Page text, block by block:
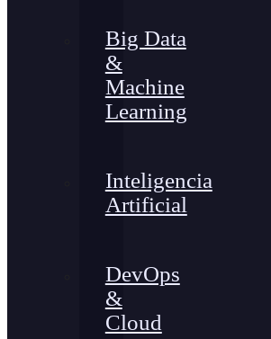
Big Data
&
Machine
Learning
Inteligencia
Artificial
DevOps
&
Cloud